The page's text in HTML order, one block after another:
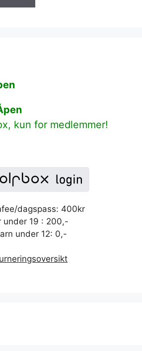
kun for medlemmer!
dagspass: 400kr
under 19 : 200,-
under 12: 0,-